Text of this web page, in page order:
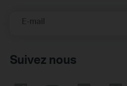
E-mail
Suivez nous